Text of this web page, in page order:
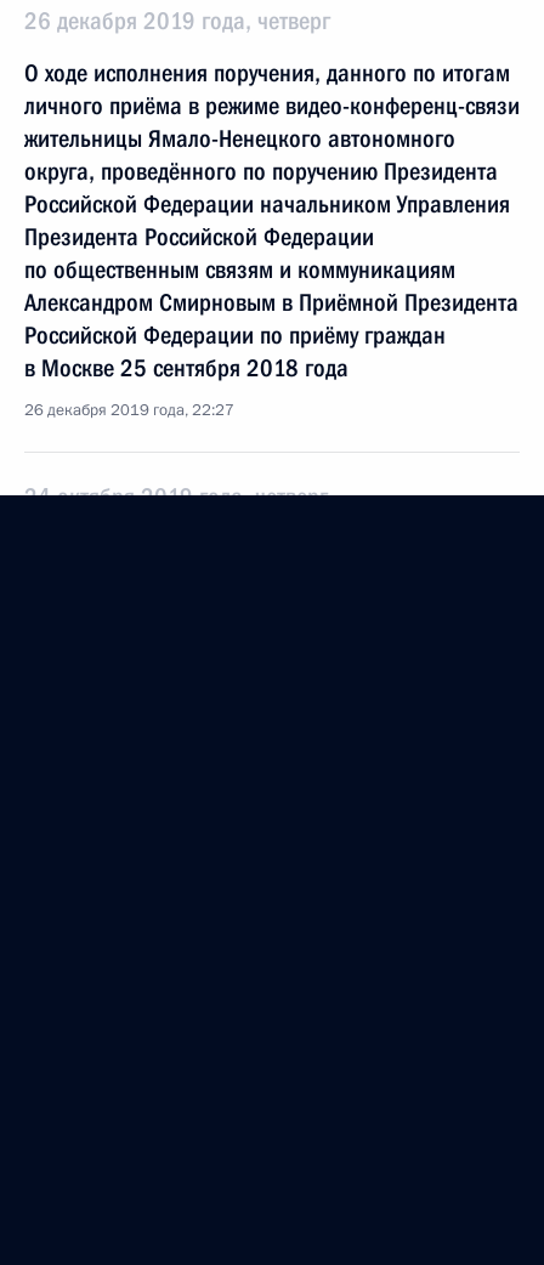
26 декабря 2019 года, четверг
О ходе исполнения поручения, данного по итогам
личного приёма в режиме видео-конференц-связи
жительницы Ямало-Ненецкого автономного
округа, проведённого по поручению Президента
Российской Федерации начальником Управления
Президента Российской Федерации
по общественным связям и коммуникациям
Александром Смирновым в Приёмной Президента
Российской Федерации по приёму граждан
в Москве 25 сентября 2018 года
26 декабря 2019 года, 22:27
24 октября 2019 года, четверг